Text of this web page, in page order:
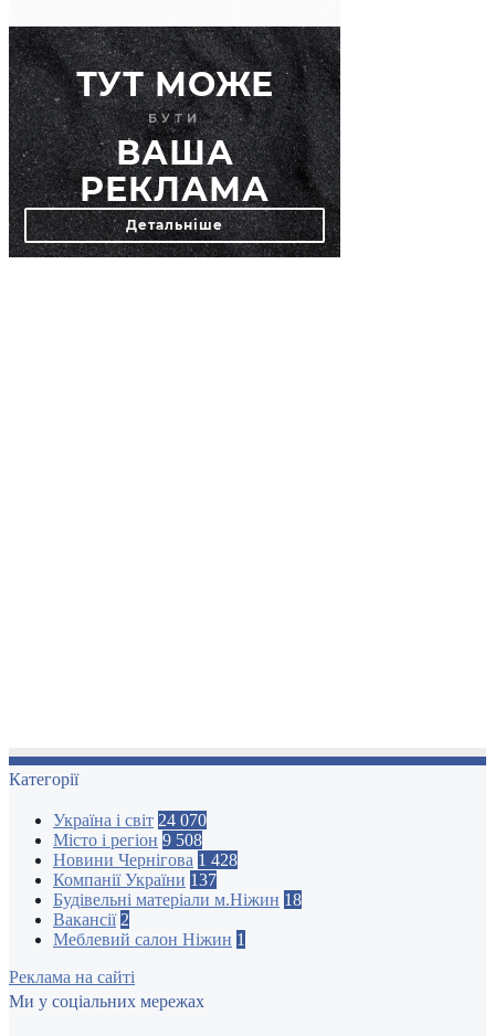
Категорії
Україна і світ 24 070
Місто і регіон 9 508
Новини Чернігова 1 428
Компанії України 137
Будівельні матеріали м.Ніжин 18
Вакансії 2
Меблевий салон Ніжин 1
Реклама на сайті
Ми у соціальних мережах